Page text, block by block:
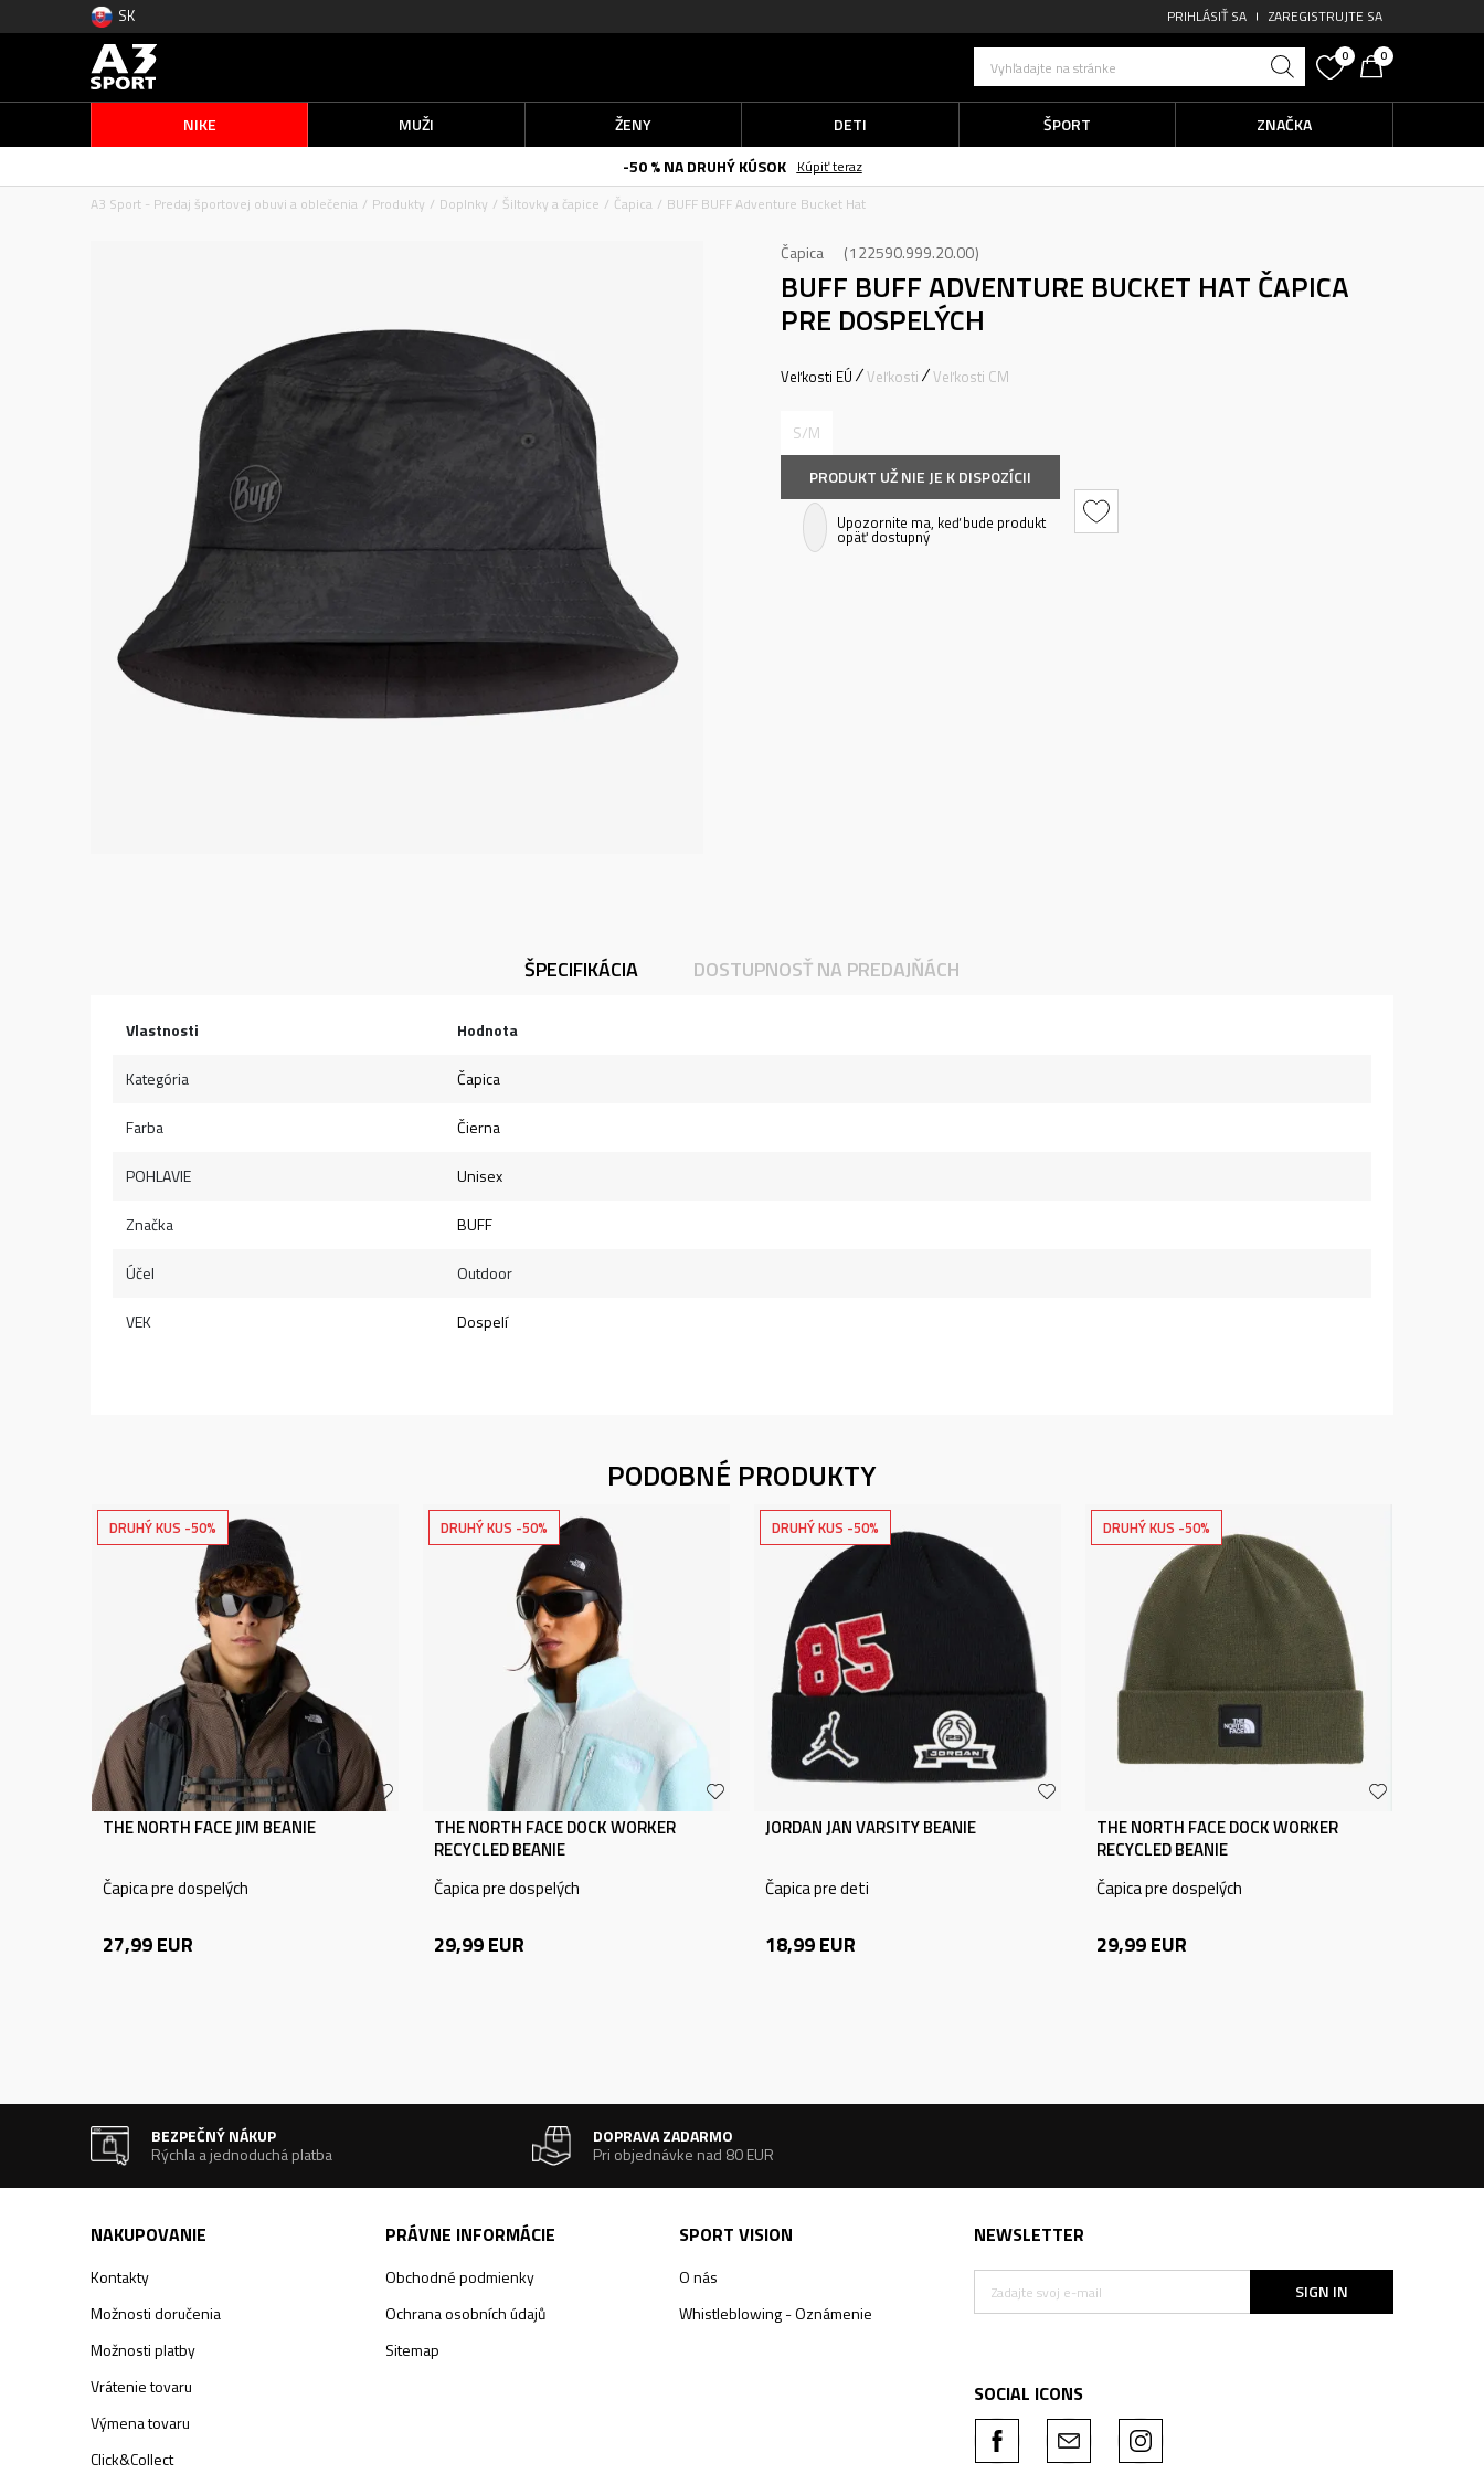
SK PRIHLÁSIŤ SA ZAREGISTRUJTE SA
Vyhľadajte na stránke
0 0
NIKE MUŽI ŽENY DETI ŠPORT
ZNAČKA
-50 % NA DRUHÝ KÚSOK
Kúpiť teraz
A3 Sport - Predaj športovej obuvi a oblečenia
Produkty Doplnky Šiltovky a čapice Čapica BUFF BUFF Adventure Bucket Hat
Čapica 122590.999.20.00
BUFF BUFF ADVENTURE BUCKET HAT ČAPICA
PRE DOSPELÝCH
Veľkosti EÚ Veľkosti Veľkosti CM
S/M
PRODUKT UŽ NIE JE K DISPOZÍCII
Upozornite ma, keď bude produkt
opäť dostupný
ŠPECIFIKÁCIA DOSTUPNOSŤ NA PREDAJŇÁCH
Vlastnosti Hodnota
Kategória Čapica
Farba Čierna
POHLAVIE Unisex
Značka BUFF
Účel Outdoor
VEK Dospelí
PODOBNÉ PRODUKTY
DRUHÝ KUS -50%
THE NORTH FACE JIM BEANIE
Čapica pre dospelých
27,99EUR
DRUHÝ KUS -50%
THE NORTH FACE DOCK WORKER
RECYCLED BEANIE
Čapica pre dospelých
29,99EUR
DRUHÝ KUS -50%
JORDAN JAN VARSITY BEANIE
Čapica pre deti
18,99EUR
DRUHÝ KUS -50%
THE NORTH FACE DOCK WORKER
RECYCLED BEANIE
Čapica pre dospelých
29,99EUR
BEZPEČNÝ NÁKUP
Rýchla a jednoduchá platba
DOPRAVA ZADARMO
Pri objednávke nad 80 EUR
NAKUPOVANIE
Kontakty
Možnosti doručenia
Možnosti platby
Vrátenie tovaru
Výmena tovaru
Click&Collect
PRÁVNE INFORMÁCIE
Obchodné podmienky
Ochrana osobních údajů
Sitemap
SPORT VISION
O nás
Whistleblowing - Oznámenie
NEWSLETTER
SIGN IN
SOCIAL ICONS